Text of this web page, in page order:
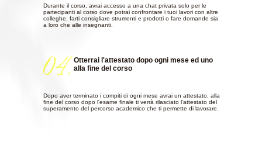
Durante il corso, avrai accesso a una chat privata solo per le
partecipanti al corso dove potrai confrontare i tuoi lavori con altre
colleghe, farti consigliare strumenti e prodotti o fare domande sia
a loro che alle insegnanti.
Otterrai l'attestato dopo ogni mese ed uno
alla fine del corso
Dopo aver terminato i compiti di ogni mese avrai un attestato, alla
fine del corso dopo l'esame finale ti verrà rilasciato l'attestato del
superamento del percorso academico che ti permette di lavorare.